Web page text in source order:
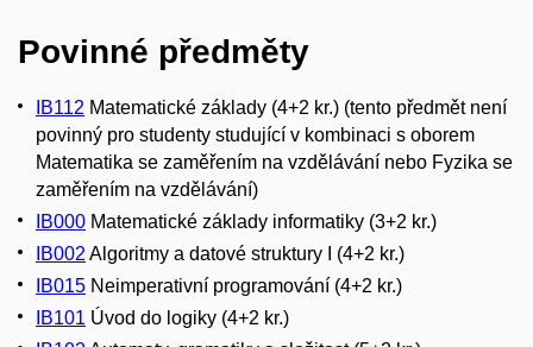
Povinné předměty
IB112 Matematické základy (4+2 kr.) (tento předmět není
povinný pro studenty studující v kombinaci s oborem
Matematika se zaměřením na vzdělávání nebo Fyzika se
zaměřením na vzdělávání)
IB000 Matematické základy informatiky (3+2 kr.)
IB002 Algoritmy a datové struktury I (4+2 kr.)
IB015 Neimperativní programování (4+2 kr.)
IB101 Úvod do logiky (4+2 kr.)